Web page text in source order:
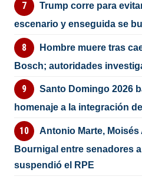
Trump corre para
escenario y enseguida se
Hombre muere tras
Bosch; autoridades
Santo Domingo 2026
homenaje a la integración
Antonio Marte, Moisés
Bournigal entre senadores
suspendió el RPE